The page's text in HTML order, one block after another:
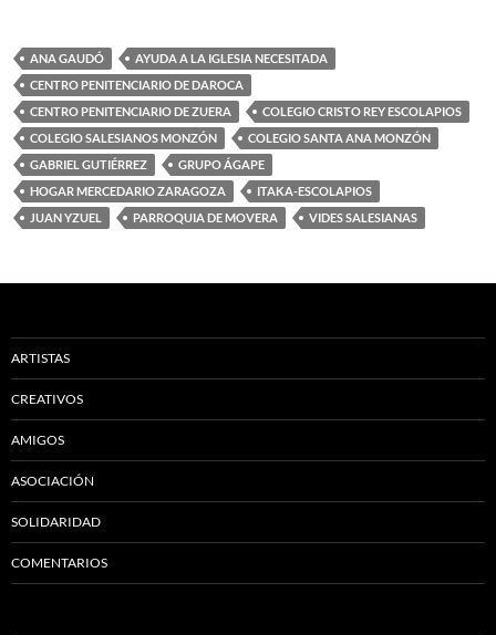
ANA GAUDÓ
AYUDA A LA IGLESIA NECESITADA
CENTRO PENITENCIARIO DE DAROCA
CENTRO PENITENCIARIO DE ZUERA
COLEGIO CRISTO REY ESCOLAPIOS
COLEGIO SALESIANOS MONZÓN
COLEGIO SANTA ANA MONZÓN
GABRIEL GUTIÉRREZ
GRUPO ÁGAPE
HOGAR MERCEDARIO ZARAGOZA
ITAKA-ESCOLAPIOS
JUAN YZUEL
PARROQUIA DE MOVERA VIDES SALESIANAS
ARTISTAS
CREATIVOS
AMIGOS
ASOCIACIÓN
SOLIDARIDAD
COMENTARIOS